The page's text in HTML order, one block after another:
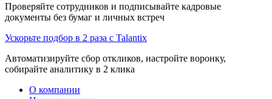
Проверяйте сотрудников и подписывайте кадровые
документы без бумаг и личных встреч
Ускорьте подбор в 2 раза с Talantix
Автоматизируйте сбор откликов, настройте воронку,
собирайте аналитику в 2 клика
О компании